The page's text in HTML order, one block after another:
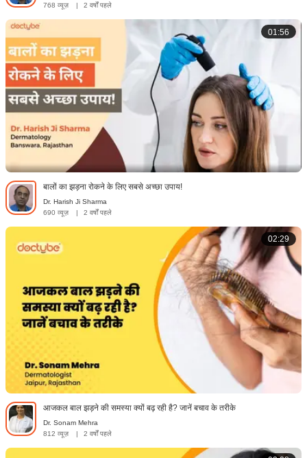
768 व्यूज़
| 2 वर्षों पहले
01:56
बालों का झड़ना रोकने के लिए सबसे अच्छा उपाय!
Dr. Harish Ji Sharma
690 व्यूज़
| 2 वर्षों पहले
02:29
आजकल बाल झड़ने की समस्या क्यों बढ़ रही है? जानें बचाव के तरीके
Dr. Sonam Mehra
812 व्यूज़
| 2 वर्षों पहले